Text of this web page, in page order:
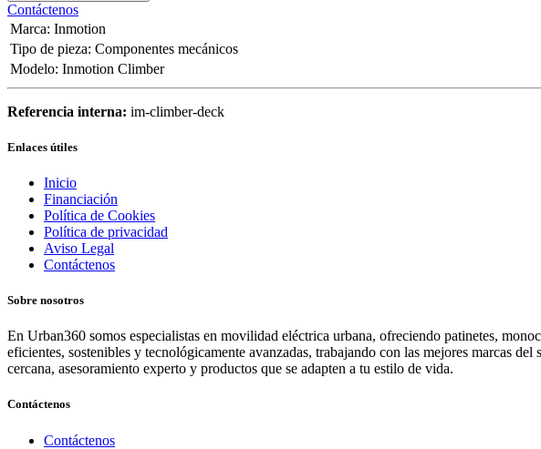
Contáctenos
Marca: Inmotion
Tipo de pieza: Componentes mecánicos
Modelo: Inmotion Climber
Referencia interna: im-climber-deck
Enlaces útiles
Inicio
Financiación
Política de Cookies
Política de privacidad
Aviso Legal
Contáctenos
Sobre nosotros
En Urban360 somos especialistas en movilidad eléctrica urbana, ofreciendo patinetes,
eficientes, sostenibles y tecnológicamente avanzadas, trabajando con las mejores marcas
cercana, asesoramiento experto y productos que se adapten a tu estilo de vida.
Contáctenos
Contáctenos